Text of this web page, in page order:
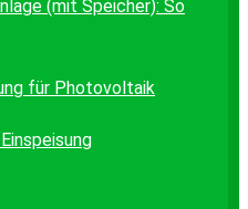
(mit Speicher): So
für Photovoltaik